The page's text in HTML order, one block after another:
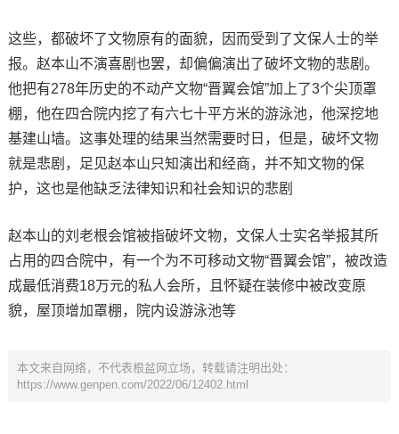
这些，都破坏了文物原有的面貌，因而受到了文保人士的举
报。赵本山不演喜剧也罢，却偏偏演出了破坏文物的悲剧。
他把有278年历史的不动产文物“晋翼会馆”加上了3个尖顶罩
棚，他在四合院内挖了有六七十平方米的游泳池，他深挖地
基建山墙。这事处理的结果当然需要时日，但是，破坏文物
就是悲剧，足见赵本山只知演出和经商，并不知文物的保
护，这也是他缺乏法律知识和社会知识的悲剧
赵本山的刘老根会馆被指破坏文物，文保人士实名举报其所
占用的四合院中，有一个为不可移动文物“晋翼会馆”，被改造
成最低消费18万元的私人会所，且怀疑在装修中被改变原
貌，屋顶增加罩棚，院内设游泳池等
本文来自网络，不代表根盆网立场，转载请注明出处：
https://www.genpen.com/2022/06/12402.html